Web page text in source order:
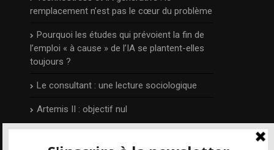
remplacement n’est pas le cœur du problème
Pourquoi les études qui prévoient la fin de
l’emploi « à cause » de l’IA se plantent-elles
toujours ?
Le consultant : une lecture sociologique
Artemis II : objectif nul